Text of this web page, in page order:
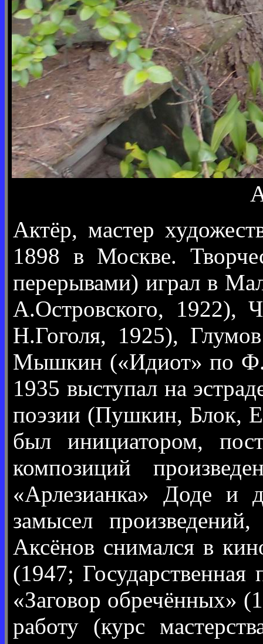
Актёр, мастер
1898 в Москве.
перерывами) играл в
А.Островского, 1922),
Н.Гоголя, 1925),
Мышкин («Идиот» по
1935 выступал на
поэзии (Пушкин, Блок,
был инициатором,
композиций
«Арлезианка» Доде и
замысел
Аксёнов снимался в
(1947;
«Заговор обречённых»
работу (курс